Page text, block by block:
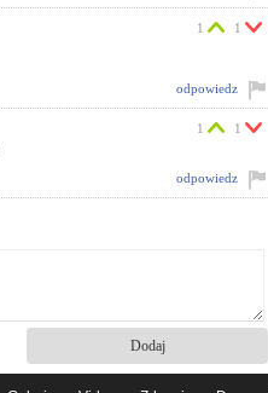
1 1
odpowiedz
1 1
odpowiedz